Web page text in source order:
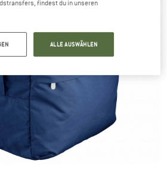
findest du in unseren
ALLE AUSWÄHLEN